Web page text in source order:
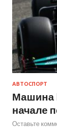
АВТОСПОРТ
Машина
начале
Оставьте